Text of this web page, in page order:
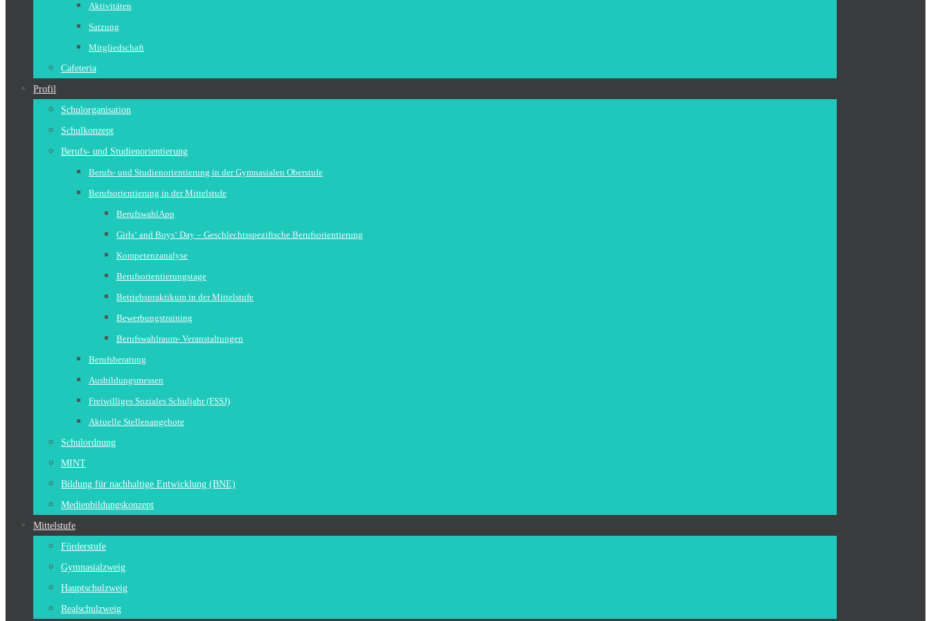
Aktivitäten
Satzung
Mitgliedschaft
Cafeteria
Profil
Schulorganisation
Schulkonzept
Berufs- und Studienorientierung
Berufs- und Studienorientierung in der Gymnasialen Oberstufe
Berufsorientierung in der Mittelstufe
BerufswahlApp
Girls‘ and Boys‘ Day – Geschlechtsspezifische Berufsorientierung
Kompetenzanalyse
Berufsorientierungstage
Betriebspraktikum in der Mittelstufe
Bewerbungstraining
Berufswahlraum- Veranstaltungen
Berufsberatung
Ausbildungsmessen
Freiwilliges Soziales Schuljahr (FSSJ)
Aktuelle Stellenangebote
Schulordnung
MINT
Bildung für nachhaltige Entwicklung (BNE)
Medienbildungskonzept
Mittelstufe
Förderstufe
Gymnasialzweig
Hauptschulzweig
Realschulzweig